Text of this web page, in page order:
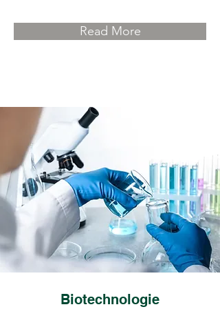
Read More
Biotechnologie